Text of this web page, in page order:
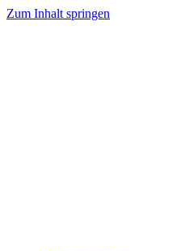
Zum Inhalt springen